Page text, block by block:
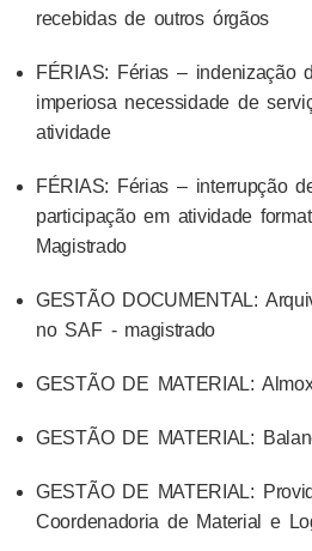
recebidas de outros órgãos
FÉRIAS: Férias – indenização
imperiosa necessidade de
atividade
FÉRIAS: Férias – interrupção
participação em atividade
Magistrado
GESTÃO DOCUMENTAL:
no SAF - magistrado
GESTÃO DE MATERIAL:
GESTÃO DE MATERIAL:
GESTÃO DE MATERIAL:
Coordenadoria de Material e